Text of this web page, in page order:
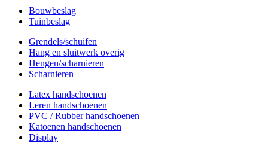
Bouwbeslag
Tuinbeslag
Grendels/schuifen
Hang en sluitwerk overig
Hengen/scharnieren
Scharnieren
Latex handschoenen
Leren handschoenen
PVC / Rubber handschoenen
Katoenen handschoenen
Display